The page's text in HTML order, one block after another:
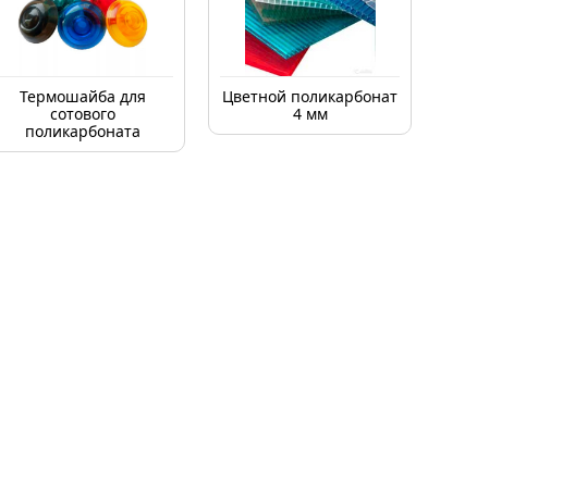
Термошайба для
сотового
поликарбоната
Цветной поликарбонат
4 мм